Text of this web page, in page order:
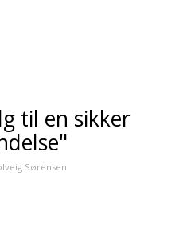
til en sikker
Sørensen